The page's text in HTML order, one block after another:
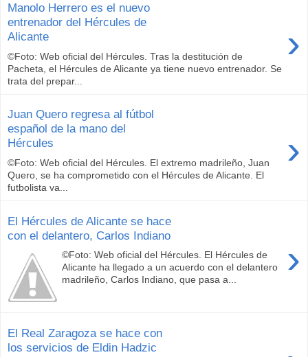
Manolo Herrero es el nuevo
entrenador del Hércules de
Alicante
›
©Foto: Web oficial del Hércules. Tras la destitución de
Pacheta, el Hércules de Alicante ya tiene nuevo entrenador. Se
trata del prepar...
Juan Quero regresa al fútbol
español de la mano del
Hércules
›
©Foto: Web oficial del Hércules. El extremo madrileño, Juan
Quero, se ha comprometido con el Hércules de Alicante. El
futbolista va...
El Hércules de Alicante se hace
con el delantero, Carlos Indiano
›
©Foto: Web oficial del Hércules. El Hércules de
Alicante ha llegado a un acuerdo con el delantero
madrileño, Carlos Indiano, que pasa a...
El Real Zaragoza se hace con
los servicios de Eldin Hadzic